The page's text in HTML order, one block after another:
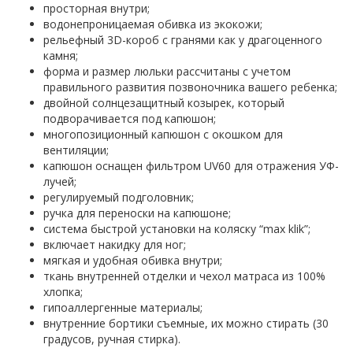
просторная внутри;
водонепроницаемая обивка из экокожи;
рельефный 3D-короб с гранями как у драгоценного
камня;
форма и размер люльки рассчитаны с учетом
правильного развития позвоночника вашего ребенка;
двойной солнцезащитный козырек, который
подворачивается под капюшон;
многопозиционный капюшон с окошком для
вентиляции;
капюшон оснащен фильтром UV60 для отражения УФ-
лучей;
регулируемый подголовник;
ручка для переноски на капюшоне;
система быстрой установки на коляску “max klik”;
включает накидку для ног;
мягкая и удобная обивка внутри;
ткань внутренней отделки и чехол матраса из 100%
хлопка;
гипоаллергенные материалы;
внутренние бортики съемные, их можно стирать (30
градусов, ручная стирка).